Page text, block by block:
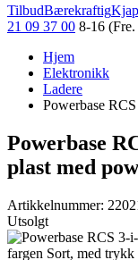
TilbudBærekraftig
21 09 37 00 8-16
Hjem
Elektronikk
Ladere
Powerbase
Powerbase
plast med
Artikkelnummer:
Utsolgt